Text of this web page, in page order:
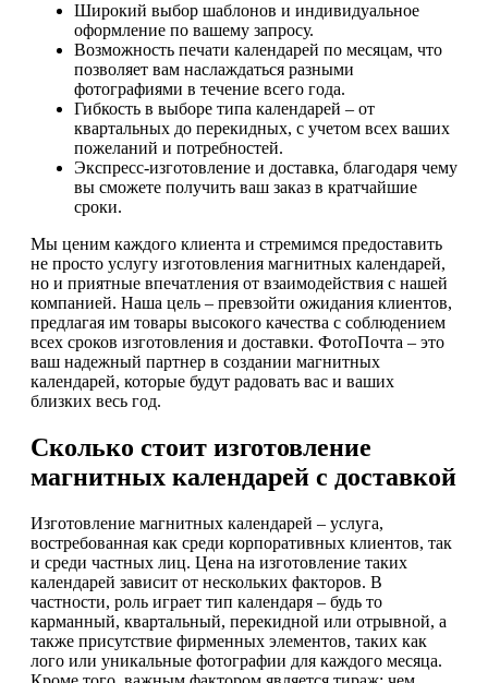
Широкий выбор шаблонов и индивидуальное
оформление по вашему запросу.
Возможность печати календарей по месяцам, что
позволяет вам наслаждаться разными
фотографиями в течение всего года.
Гибкость в выборе типа календарей – от
квартальных до перекидных, с учетом всех ваших
пожеланий и потребностей.
Экспресс-изготовление и доставка, благодаря чему
вы сможете получить ваш заказ в кратчайшие
сроки.
Мы ценим каждого клиента и стремимся предоставить
не просто услугу изготовления магнитных календарей,
но и приятные впечатления от взаимодействия с нашей
компанией. Наша цель – превзойти ожидания клиентов,
предлагая им товары высокого качества с соблюдением
всех сроков изготовления и доставки. ФотоПочта – это
ваш надежный партнер в создании магнитных
календарей, которые будут радовать вас и ваших
близких весь год.
Сколько стоит изготовление
магнитных календарей с доставкой
Изготовление магнитных календарей – услуга,
востребованная как среди корпоративных клиентов, так
и среди частных лиц. Цена на изготовление таких
календарей зависит от нескольких факторов. В
частности, роль играет тип календаря – будь то
карманный, квартальный, перекидной или отрывной, а
также присутствие фирменных элементов, таких как
лого или уникальные фотографии для каждого месяца.